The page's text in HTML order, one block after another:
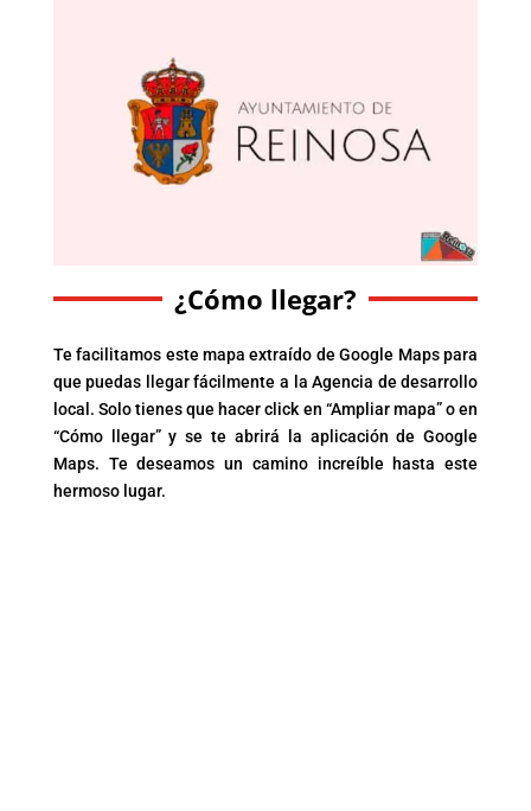
¿Cómo llegar?
Te facilitamos este mapa extraído de Google Maps para
que puedas llegar fácilmente a la Agencia de desarrollo
local. Solo tienes que hacer click en “Ampliar mapa” o en
“Cómo llegar” y se te abrirá la aplicación de Google
Maps. Te deseamos un camino increíble hasta este
hermoso lugar.